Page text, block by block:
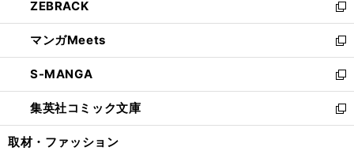
く
で
開
く
ド
ウ
で
開
く
ィ
ン
ド
ウ
で
開
く
い
ウ
ィ
ン
ド
ウ
で
開
ZEBRACK
新
し
い
ウ
ィ
ン
ド
ウ
マンガMeets
新
し
い
ウ
ィ
ン
S-MANGA
新
し
い
ウ
集英社コミック文庫
新
し
取材・ファッション